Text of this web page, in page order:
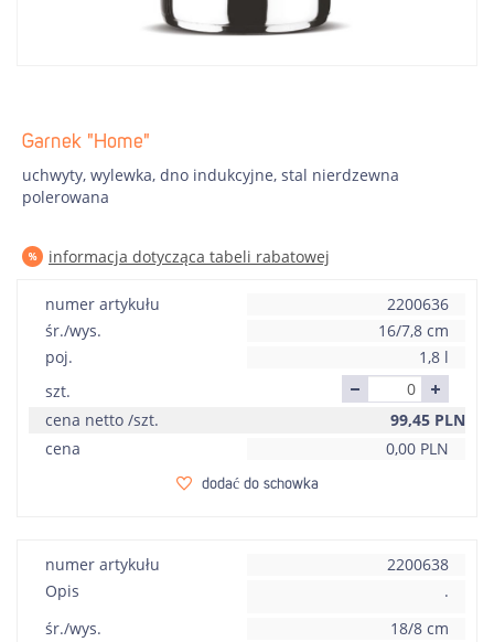
Garnek "Home"
uchwyty, wylewka, dno indukcyjne, stal nierdzewna
polerowana
informacja dotycząca tabeli rabatowej
numer artykułu
2200636
śr./wys.
16/7,8 cm
poj.
1,8 l
szt.
cena netto /szt.
99,45 PLN
cena
0,00 PLN
dodać do schowka
numer artykułu
2200638
Opis
.
śr./wys.
18/8 cm